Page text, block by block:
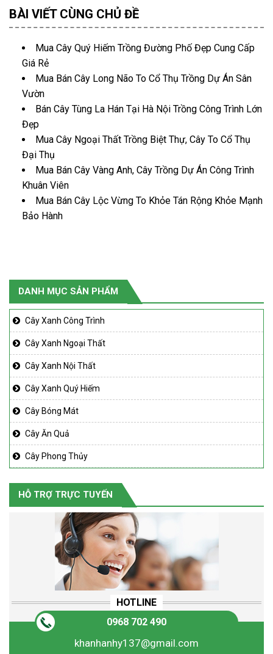
BÀI VIẾT CÙNG CHỦ ĐỀ
Mua Cây Quý Hiếm Trồng Đường Phố Đẹp Cung Cấp
Giá Rẻ
Mua Bán Cây Long Não To Cổ Thụ Trồng Dự Án Sân
Vườn
Bán Cây Tùng La Hán Tại Hà Nội Trồng Công Trình Lớn
Đẹp
Mua Cây Ngoại Thất Trồng Biệt Thự, Cây To Cổ Thụ
Đại Thụ
Mua Bán Cây Vàng Anh, Cây Trồng Dự Án Công Trình
Khuân Viên
Mua Bán Cây Lộc Vừng To Khỏe Tán Rộng Khỏe Mạnh
Bảo Hành
DANH MỤC SẢN PHẨM
Cây Xanh Công Trình
Cây Xanh Ngoại Thất
Cây Xanh Nội Thất
Cây Xanh Quý Hiếm
Cây Bóng Mát
Cây Ăn Quả
Cây Phong Thủy
HỖ TRỢ TRỰC TUYẾN
HOTLINE
0968 702 490
khanhanhy137@gmail.com